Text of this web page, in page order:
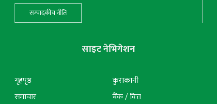
सम्पादकीय नीति
साइट नेभिगेशन
गृहपृष्ठ
समाचार
कुराकानी
बैंक / वित्त